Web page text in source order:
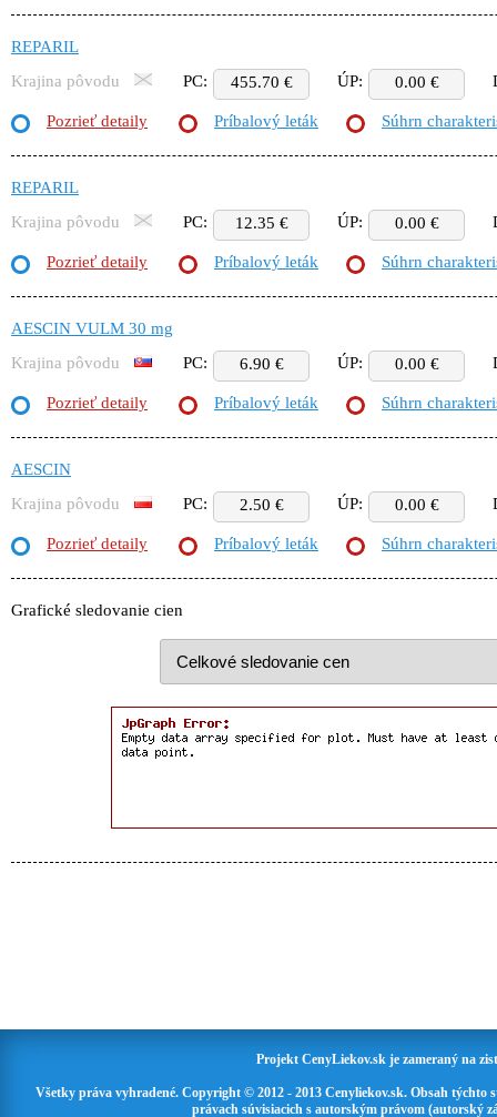
REPARIL
Krajina pôvodu
PC: 455.70 € ÚP: 0.00 €
Pozrieť detaily Príbalový leták Súhrn
REPARIL
Krajina pôvodu
PC: 12.35 € ÚP: 0.00 €
Pozrieť detaily Príbalový leták Súhrn
AESCIN VULM 30 mg
Krajina pôvodu
PC: 6.90 € ÚP: 0.00 €
Pozrieť detaily Príbalový leták Súhrn
AESCIN
Krajina pôvodu
PC: 2.50 € ÚP: 0.00 €
Pozrieť detaily Príbalový leták Súhrn
Grafické sledovanie cien
Projekt CenyLiekov.sk je zameraný na
Všetky práva vyhradené. Copyright © 2012 - 2013 Cenyliekov.sk. Obsah
právach súvisiacich s autorským právom (autorský